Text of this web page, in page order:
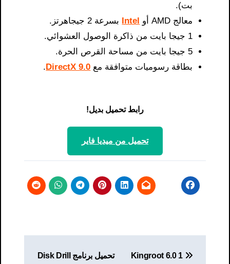
بت).
معالج AMD أو
Intel بسرعة 2 جيجاهرتز.
1 جيجا بايت من ذاكرة الوصول العشوائي.
5 جيجا بايت من مساحة القرص الحرة.
بطاقة رسوميات متوافقة مع DirectX 9.0
.
رابط تحميل بديل!
تحميل من ميديا ​​فاير
Kingroot 6.0 1
تحميل برنامج Disk Drill